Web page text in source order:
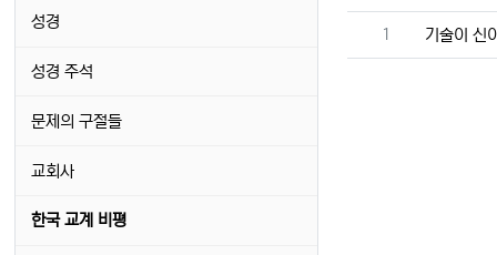
번호
1 기술이 신
성경
성경 주석
문제의 구절들
교회사
한국 교계 비평